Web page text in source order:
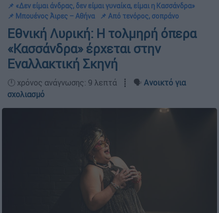
📌 «Δεν είμαι άνδρας, δεν είμαι γυναίκα, είμαι η Κασσάνδρα»
📌 Μπουένος Άιρες – Αθήνα
📌 Από τενόρος, σοπράνο
Εθνική Λυρική: Η τολμηρή όπερα
«Κασσάνδρα» έρχεται στην
Εναλλακτική Σκηνή
🕛 χρόνος ανάγνωσης: 9 λεπτά ┋ 🗣️ Ανοικτό για
σχολιασμό